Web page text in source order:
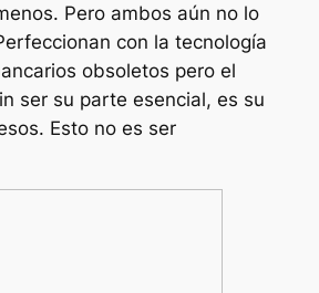
Pero ambos aún no lo
con la tecnología
obsoletos pero el
ser su parte esencial, es su
Esto no es ser